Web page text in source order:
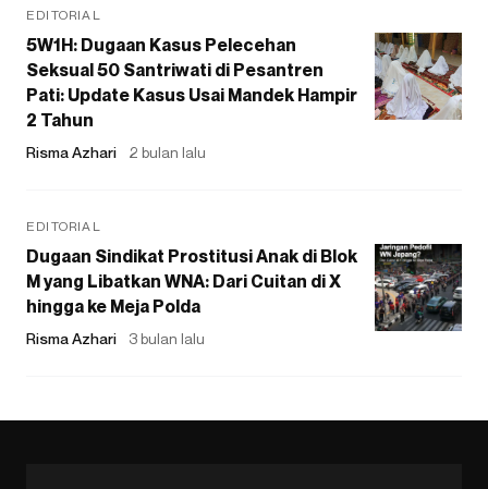
EDITORIAL
5W1H: Dugaan Kasus Pelecehan
Seksual 50 Santriwati di Pesantren
Pati: Update Kasus Usai Mandek Hampir
2 Tahun
Risma Azhari 2 bulan lalu
EDITORIAL
Dugaan Sindikat Prostitusi Anak di Blok
M yang Libatkan WNA: Dari Cuitan di X
hingga ke Meja Polda
Risma Azhari 3 bulan lalu